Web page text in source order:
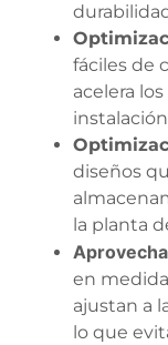
fáciles de
acelera
instalación
diseños
la planta
en
ajustan a
lo que